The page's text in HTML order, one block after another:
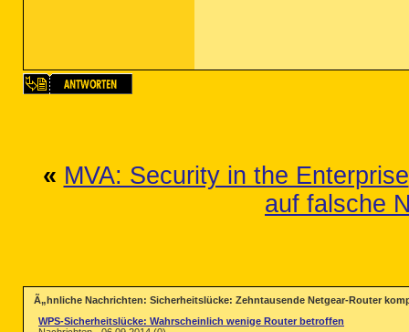
« MVA: Security in the Enterprise
auf falsche
Ã„hnliche Nachrichten: Sicherheitslücke: Zehntausende Netgear-Router
WPS-Sicherheitslücke: Wahrscheinlich wenige Router betroffen